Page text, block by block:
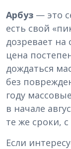
Арбуз — это
есть свой
дозревает на
цена
дождаться
без
году
в начале
те же сроки,
Если